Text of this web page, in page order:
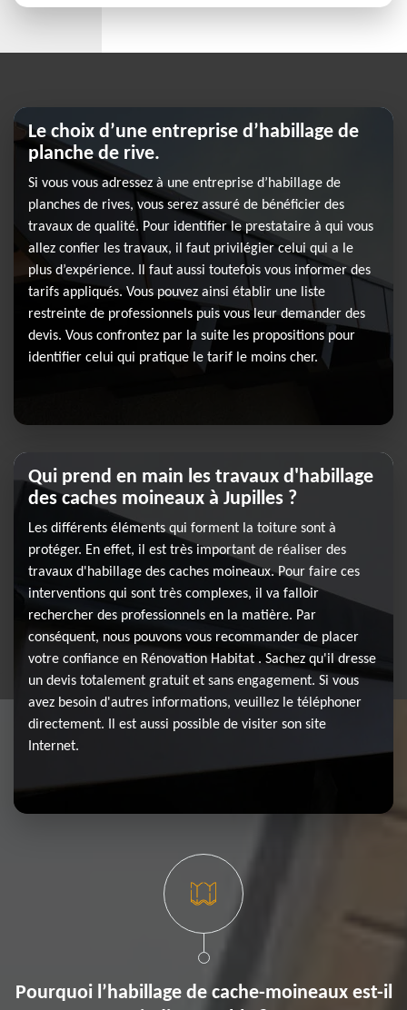
Le choix d’une entreprise d’habillage de
planche de rive.
Si vous vous adressez à une entreprise d’habillage de
planches de rives, vous serez assuré de bénéficier des
travaux de qualité. Pour identifier le prestataire à qui vous
allez confier les travaux, il faut privilégier celui qui a le
plus d’expérience. Il faut aussi toutefois vous informer des
tarifs appliqués. Vous pouvez ainsi établir une liste
restreinte de professionnels puis vous leur demander des
devis. Vous confrontez par la suite les propositions pour
identifier celui qui pratique le tarif le moins cher.
Qui prend en main les travaux d'habillage
des caches moineaux à Jupilles ?
Les différents éléments qui forment la toiture sont à
protéger. En effet, il est très important de réaliser des
travaux d'habillage des caches moineaux. Pour faire ces
interventions qui sont très complexes, il va falloir
rechercher des professionnels en la matière. Par
conséquent, nous pouvons vous recommander de placer
votre confiance en Rénovation Habitat . Sachez qu'il dresse
un devis totalement gratuit et sans engagement. Si vous
avez besoin d'autres informations, veuillez le téléphoner
directement. Il est aussi possible de visiter son site
Internet.
Pourquoi l’habillage de cache-moineaux est-il